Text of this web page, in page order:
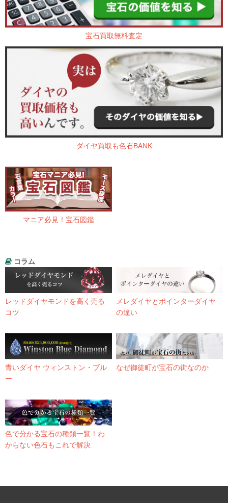
宝石買取無料査定
ダイヤ買取も色石BANK
マニア必見！宝石図鑑
コラム
レッドダイヤモンドを高く売る
コツ
メレダイヤとポインターダイヤ
の違い
青いダイヤ ウィンストン・ブル
ー
なぜ御徒町が宝石の街なのか
色で分かる宝石の種類一覧！わ
からない色石もこれで解決